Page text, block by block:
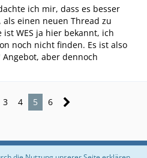
ich mir, dass es besser
einen neuen Thread zu
WES ja hier bekannt, ich
noch nicht finden. Es ist also
aber dennoch
3 4 5 6
Impressum